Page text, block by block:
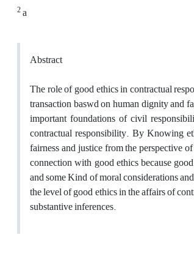
2a
Abstract
The role of good ethics in contractual
transaction baswd on human dignity and
important foundations of civil
contractual responsibility. By Knowing
fairness and justice from the perspective
connection with good ethics because
and some Kind of moral considerations
the level of good ethics in the affairs of
substantive inferences.